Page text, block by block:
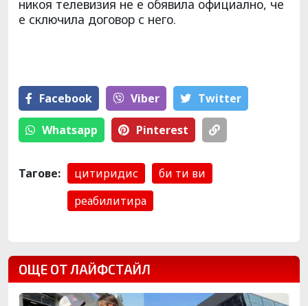
никоя телевизия не е обявила официално, че
е сключила договор с него.
Facebook Viber Тwitter
Whatsapp Pinterest
Тагове: цитиридис
би ти ви
реабилитира
ОЩЕ ОТ ЛАЙФСТАЙЛ